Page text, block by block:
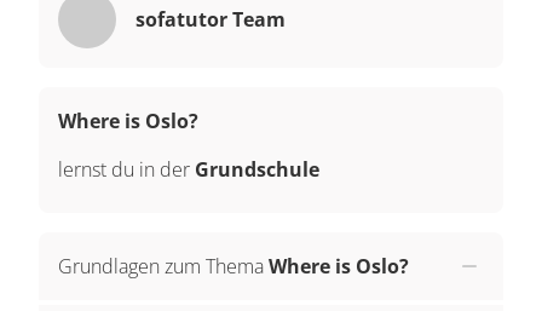
sofatutor Team
Where is Oslo?
lernst du in der Grundschule
Grundlagen zum ThemaWhere is Oslo?